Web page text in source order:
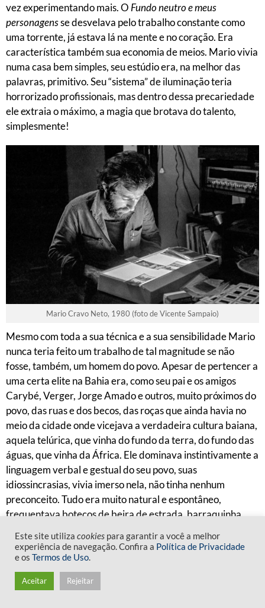
vez experimentando mais. OFundo neutro e meus
personagensse desvelava pelo trabalho constante como
uma torrente, já estava lá na mente e no coração. Era
característica também sua economia de meios. Mario vivia
numa casa bem simples, seu estúdio era, na melhor das
palavras, primitivo. Seu “sistema” de iluminação teria
horrorizado profissionais, mas dentro dessa precariedade
ele extraia o máximo, a magia que brotava do talento,
simplesmente!
Mario Cravo Neto, 1980 (foto de Vicente Sampaio)
Mesmo com toda a sua técnica e a sua sensibilidade Mario
nunca teria feito um trabalho de tal magnitude se não
fosse, também, um homem do povo. Apesar de pertencer a
uma certa elite na Bahia era, como seu pai e os amigos
Carybé, Verger, Jorge Amado e outros, muito próximos do
povo, das ruas e dos becos, das roças que ainda havia no
meio da cidade onde vicejava a verdadeira cultura baiana,
aquela telúrica, que vinha do fundo da terra, do fundo das
águas, que vinha da África. Ele dominava instintivamente a
linguagem verbal e gestual do seu povo, suas
idiossincrasias, vivia imerso nela, não tinha nenhum
preconceito. Tudo era muito natural e espontâneo,
frequentava botecos de beira de estrada, barraquinha
Mestre Agostinho, um senhor sempre sorridente que
também vendia charutos.
Mariozinho captou o inconsciente coletivo da sua terra, de
Este site utiliza cookies para garantir a você a melhor
experiência de navegação. Confira a Política de Privacidade
e os Termos de Uso.
Aceitar Rejeitar